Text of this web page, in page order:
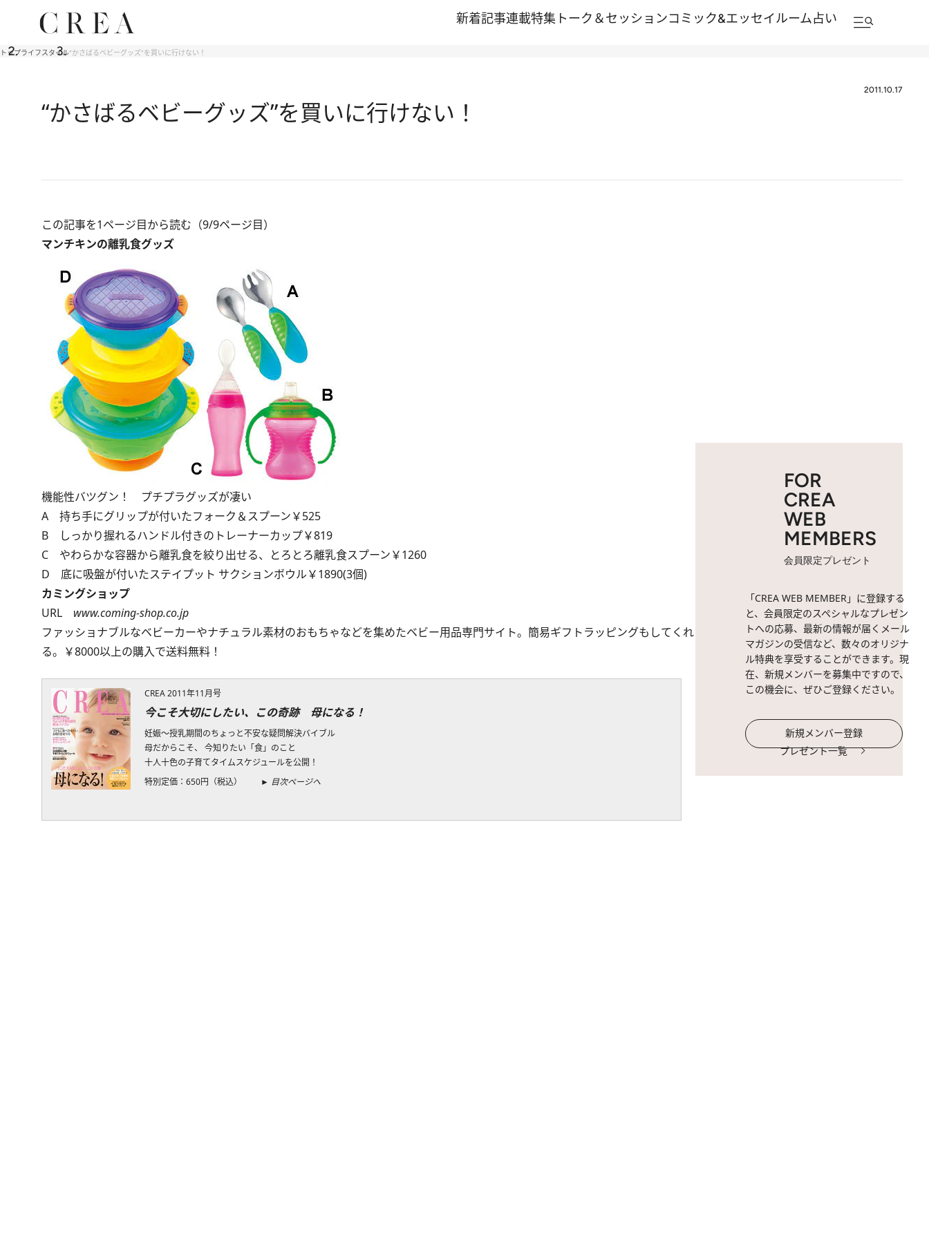
新着記事連載特集 トーク＆セッションコミック&エッセイルーム占い
トップライフスタイル“かさばるベビーグッズ”を買いに行けない！
2011.10.17
“かさばるベビーグッズ”を買いに行けない！
この記事を1ページ目から読む（9/9ページ目）
マンチキンの離乳食グッズ
機能性バツグン！ プチプラグッズが凄い
A 持ち手にグリップが付いたフォーク＆スプーン￥525
B しっかり握れるハンドル付きのトレーナーカップ￥819
C やわらかな容器から離乳食を絞り出せる、とろとろ離乳食スプーン￥1260
D 底に吸盤が付いたステイプット サクションボウル￥1890(3個)
カミングショップ
URL www.coming-shop.co.jp
ファッショナブルなベビーカーやナチュラル素材のおもちゃなどを集めたベビー用品専門サイト。簡易ギフトラッピングもしてくれ
る。￥8000以上の購入で送料無料！
CREA 2011年11月号
今こそ大切にしたい、この奇跡 母になる！
妊娠～授乳期間のちょっと不安な疑問解決バイブル
母だからこそ、 今知りたい「食」のこと
十人十色の子育てタイムスケジュールを公開！
特別定価：650円（税込）
► 目次ページへ
FOR
CREA
WEB
MEMBERS
会員限定プレゼント
「CREA WEB MEMBER」に登録する
と、会員限定のスペシャルなプレゼン
トへの応募、最新の情報が届くメール
マガジンの受信など、数々のオリジナ
ル特典を享受することができます。現
在、新規メンバーを募集中ですので、
この機会に、ぜひご登録ください。
新規メンバー登録
プレゼント一覧